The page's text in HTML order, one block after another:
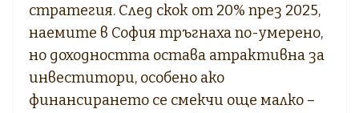
стратегия. След скок от 20% през 2025,
наемите в София тръгнаха по-умерено,
но доходността остава атрактивна за
инвеститори, особено ако
финансирането се смекчи още малко –